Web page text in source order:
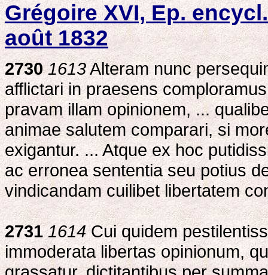
Grégoire XVI, Ep.
août 1832
2730 1613Alteram nunc
afflictari in praesens
pravam illam opinionem, ...
animae salutem comparari, si
exigantur. ... Atque ex hoc
ac erronea sententia seu potius
vindicandam cuilibet libertatem
2731 1614Cui quidem
immoderata libertas opinionum,